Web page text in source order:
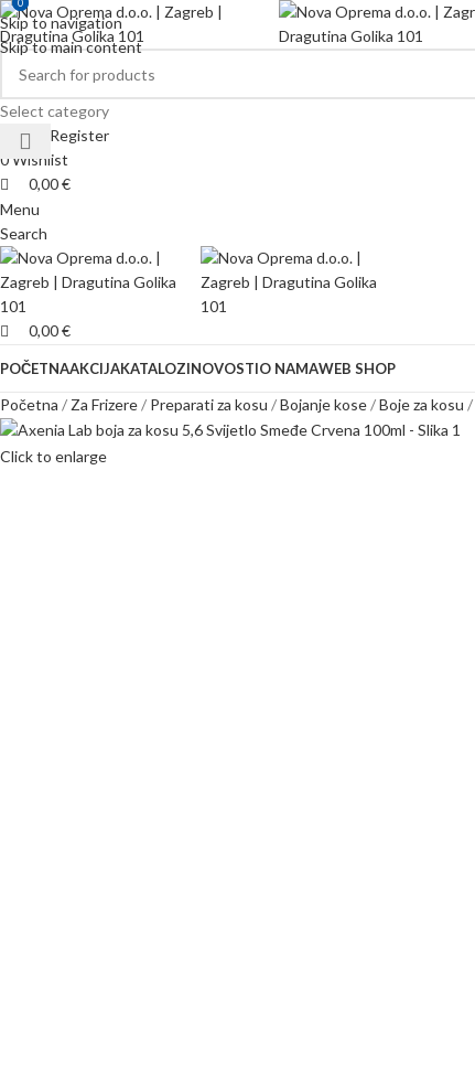
Skip to navigation
Skip to main content
Select category
Login / Register
0 Wishlist
0
0,00€
Menu
Search
0
0,00€
POČETNAAKCIJAKATALOZINOVOSTIO NAMAWEB SHOP
Početna Za Frizere Preparati za kosu Bojanje kose Boje za kosu
Click to enlarge